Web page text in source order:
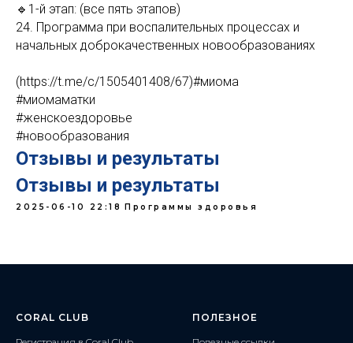
🔹1-й этап: (все пять этапов)
24. Программа при воспалительных процессах и
начальных доброкачественных новообразованиях
(https://t.me/c/1505401408/67)#миома
#миомаматки
#женскоездоровье
#новообразования
Отзывы и результаты
Отзывы и результаты
2025-06-10 22:18 Программы здоровья
CORAL CLUB ПОЛЕЗНОЕ